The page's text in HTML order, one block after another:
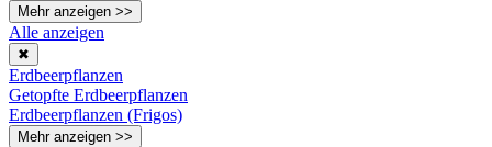
Mehr anzeigen >>
Alle anzeigen
✖
Erdbeerpflanzen
Getopfte Erdbeerpflanzen
Erdbeerpflanzen (Frigos)
Mehr anzeigen >>